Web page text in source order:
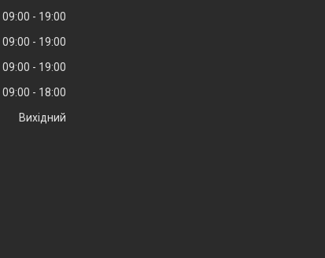
09:00
19:00
09:00
19:00
09:00
19:00
09:00
18:00
Вихідний